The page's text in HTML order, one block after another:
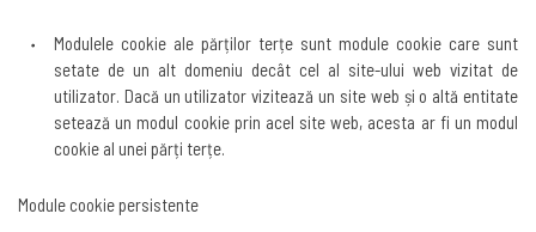
Modulele cookie ale părților terțe sunt module cookie care sunt
setate de un alt domeniu decât cel al site-ului web vizitat de
utilizator. Dacă un utilizator vizitează un site web și o altă entitate
setează un modul cookie prin acel site web, acesta ar fi un modul
cookie al unei părți terțe.
Module cookie persistente